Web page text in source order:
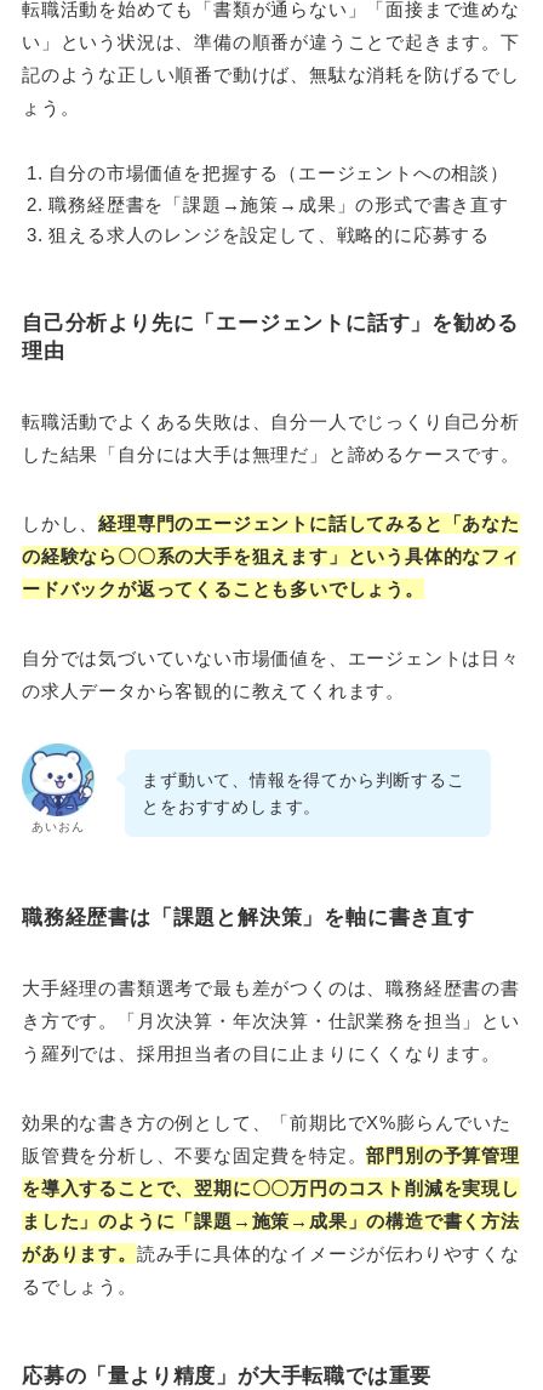
転職活動を始めても「書類が通らない」「面接まで進めな
い」という状況は、準備の順番が違うことで起きます。下
記のような正しい順番で動けば、無駄な消耗を防げるでし
ょう。
自分の市場価値を把握する（エージェントへの相談）
職務経歴書を「課題→施策→成果」の形式で書き直す
狙える求人のレンジを設定して、戦略的に応募する
自己分析より先に「エージェントに話す」を勧める
理由
転職活動でよくある失敗は、自分一人でじっくり自己分析
した結果「自分には大手は無理だ」と諦めるケースです。
しかし、経理専門のエージェントに話してみると「あなた
の経験なら〇〇系の大手を狙えます」という具体的なフィ
ードバックが返ってくることも多いでしょう。
自分では気づいていない市場価値を、エージェントは日々
の求人データから客観的に教えてくれます。
あいおん
まず動いて、情報を得てから判断するこ
とをおすすめします。
職務経歴書は「課題と解決策」を軸に書き直す
大手経理の書類選考で最も差がつくのは、職務経歴書の書
き方です。「月次決算・年次決算・仕訳業務を担当」とい
う羅列では、採用担当者の目に止まりにくくなります。
効果的な書き方の例として、「前期比でX%膨らんでいた
販管費を分析し、不要な固定費を特定。部門別の予算管理
を導入することで、翌期に〇〇万円のコスト削減を実現し
ました」のように「課題→施策→成果」の構造で書く方法
があります。 読み手に具体的なイメージが伝わりやすくな
るでしょう。
応募の「量より精度」が大手転職では重要